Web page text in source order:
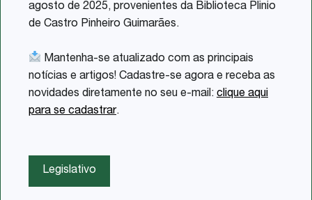
agosto de 2025, provenientes da Biblioteca Plinio
de Castro Pinheiro Guimarães.
Mantenha-se atualizado com as principais
notícias e artigos! Cadastre-se agora e receba as
novidades diretamente no seu e-mail: clique aqui
para se cadastrar.
Legislativo